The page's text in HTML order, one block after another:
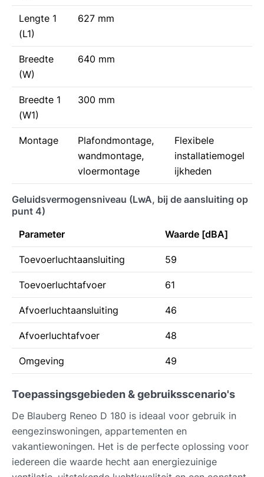
Lengte 1
(L1)
627 mm
Breedte
(W)
640 mm
Breedte 1
(W1)
300 mm
Montage
Plafondmontage,
wandmontage,
vloermontage
Flexibele
installatiemogel
ijkheden
Geluidsvermogensniveau (LwA, bij de aansluiting op
punt 4)
Parameter
Waarde [dBA]
Toevoerluchtaansluiting 59
Toevoerluchtafvoer 61
Afvoerluchtaansluiting 46
Afvoerluchtafvoer 48
Omgeving 49
Toepassingsgebieden & gebruiksscenario's
De Blauberg Reneo D 180 is ideaal voor gebruik in
eengezinswoningen, appartementen en
vakantiewoningen. Het is de perfecte oplossing voor
iedereen die waarde hecht aan energiezuinige